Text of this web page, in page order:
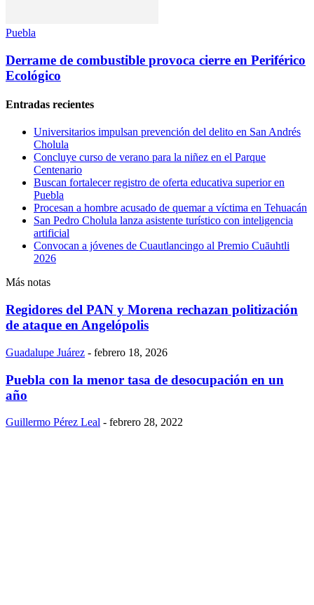
Puebla
Derrame de combustible provoca cierre en Periférico
Ecológico
Entradas recientes
Universitarios impulsan prevención del delito en San Andrés
Cholula
Concluye curso de verano para la niñez en el Parque
Centenario
Buscan fortalecer registro de oferta educativa superior en
Puebla
Procesan a hombre acusado de quemar a víctima en Tehuacán
San Pedro Cholula lanza asistente turístico con inteligencia
artificial
Convocan a jóvenes de Cuautlancingo al Premio Cuāuhtli
2026
Más notas
Regidores del PAN y Morena rechazan politización
de ataque en Angelópolis
Guadalupe Juárez - febrero 18, 2026
Puebla con la menor tasa de desocupación en un
año
Guillermo Pérez Leal - febrero 28, 2022